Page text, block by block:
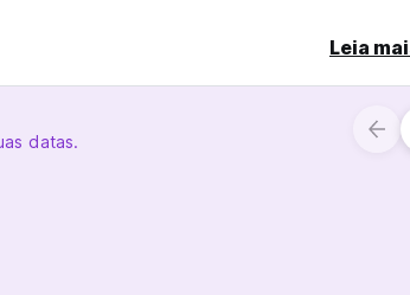
taxa de quarto será reembolsada.
gratuito é 16 de dezembro antes das 23h59.
de chegada, a menos que seja notificada
uma penalização.
Leia
datas.